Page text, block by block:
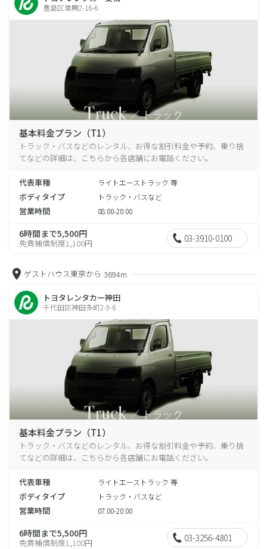
豊島区巣鴨2-16-6
基本料金プラン（T1）
トラック・バスなどのレンタル、お得な割引料金や予約、乗り捨
てなどの詳細は、こちらから各店舗にお電話ください。
代表車種 ライトエーストラック 等
ボディタイプ トラック・バスなど
営業時間 08:00-20:00
6時間まで5,500円
免責補償制度1,100円 03-3910-0100
ゲストハウス東京から 3694m
トヨタレンタカー神田
千代田区神田多町2-9-6
基本料金プラン（T1）
トラック・バスなどのレンタル、お得な割引料金や予約、乗り捨
てなどの詳細は、こちらから各店舗にお電話ください。
代表車種 ライトエーストラック 等
ボディタイプ トラック・バスなど
営業時間 07:00-20:00
6時間まで5,500円
免責補償制度1,100円 03-3256-4801